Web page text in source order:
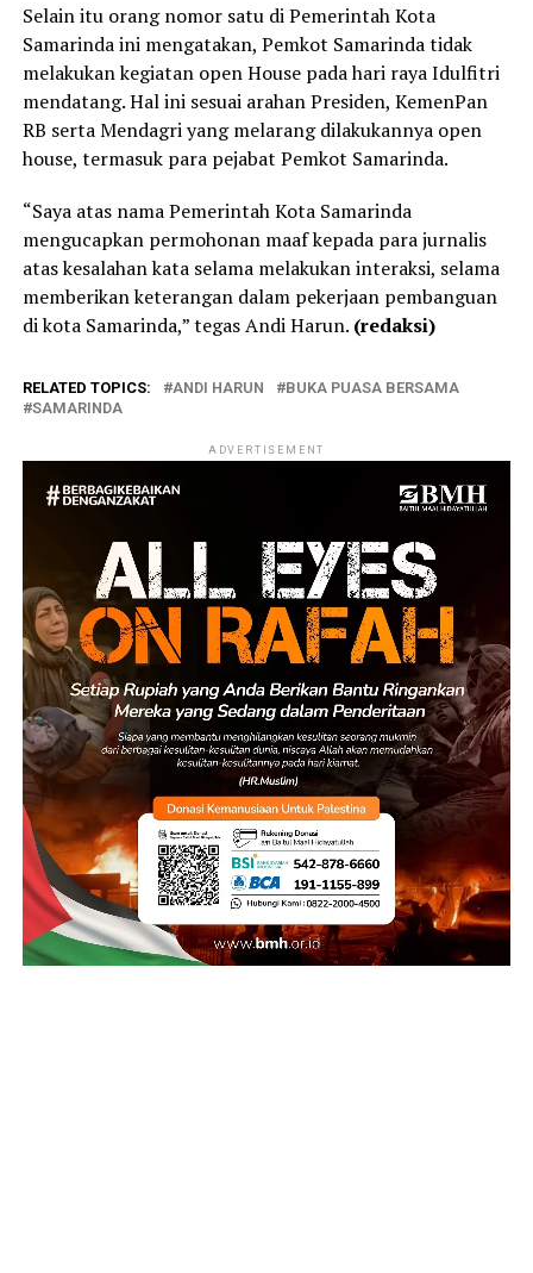
Selain itu orang nomor satu di Pemerintah Kota
Samarinda ini mengatakan, Pemkot Samarinda tidak
melakukan kegiatan open House pada hari raya Idulfitri
mendatang. Hal ini sesuai arahan Presiden, KemenPan
RB serta Mendagri yang melarang dilakukannya open
house, termasuk para pejabat Pemkot Samarinda.
“Saya atas nama Pemerintah Kota Samarinda
mengucapkan permohonan maaf kepada para jurnalis
atas kesalahan kata selama melakukan interaksi, selama
memberikan keterangan dalam pekerjaan pembanguan
di kota Samarinda,” tegas Andi Harun. (redaksi)
RELATED TOPICS: ANDI HARUN
BUKA PUASA BERSAMA
SAMARINDA
ADVERTISEMENT